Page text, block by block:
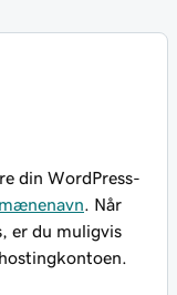
din WordPress-
. Når
er du muligvis